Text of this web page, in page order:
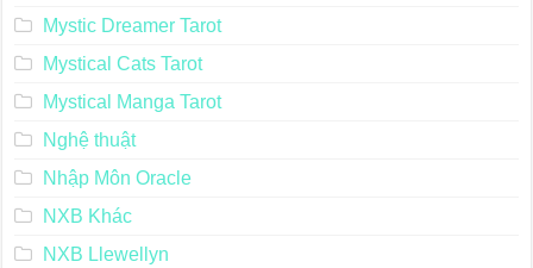
Mystic Dreamer Tarot
Mystical Cats Tarot
Mystical Manga Tarot
Nghệ thuật
Nhập Môn Oracle
NXB Khác
NXB Llewellyn